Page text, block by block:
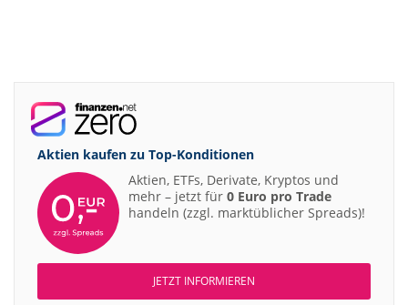
Aktien kaufen zu Top-Konditionen
Aktien, ETFs, Derivate, Kryptos und
mehr – jetzt für 0 Euro pro Trade
handeln (zzgl. marktüblicher Spreads)!
JETZT INFORMIEREN